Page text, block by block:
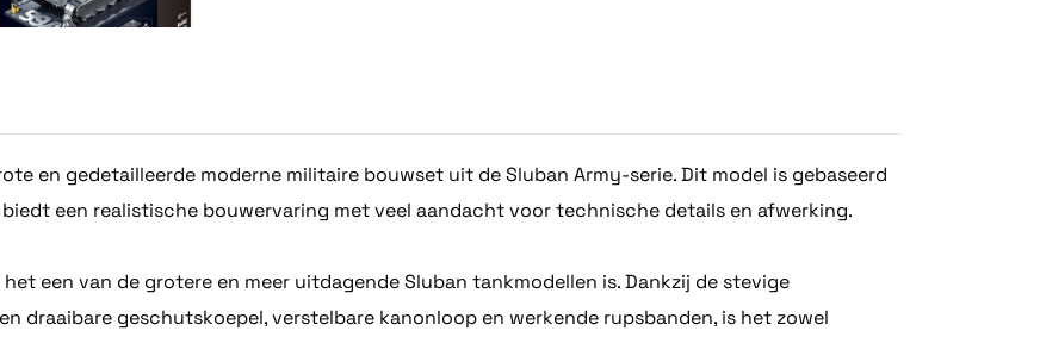
en gedetailleerde moderne militaire bouwset uit de Sluban Army-serie. Dit model is gebaseerd
biedt een realistische bouwervaring met veel aandacht voor technische details en afwerking.
het een van de grotere en meer uitdagende Sluban tankmodellen is. Dankzij de stevige
draaibare geschutskoepel, verstelbare kanonloop en werkende rupsbanden, is het zowel